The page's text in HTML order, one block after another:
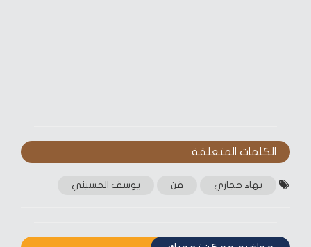
الكلمات المتعلقة‎
بهاء حجازي فن يوسف الحسيني